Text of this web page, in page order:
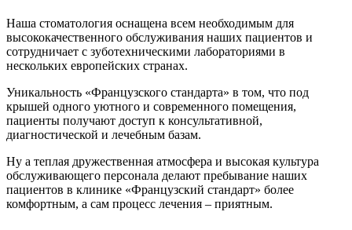
Наша стоматология оснащена всем необходимым для
высококачественного обслуживания наших пациентов и
сотрудничает с зуботехническими лабораториями в
нескольких европейских странах.
Уникальность «Французского стандарта» в том, что под
крышей одного уютного и современного помещения,
пациенты получают доступ к консультативной,
диагностической и лечебным базам.
Ну а теплая дружественная атмосфера и высокая культура
обслуживающего персонала делают пребывание наших
пациентов в клинике «Французский стандарт» более
комфортным, а сам процесс лечения – приятным.